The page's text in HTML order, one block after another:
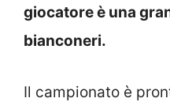
giocatore è una
bianconeri.
Il campionato è